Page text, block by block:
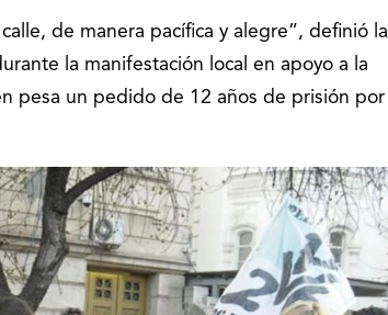
de manera pacífica y alegre”, definió la
la manifestación local en apoyo a la
pesa un pedido de 12 años de prisión por